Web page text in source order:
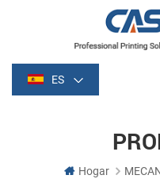
ES
Hogar